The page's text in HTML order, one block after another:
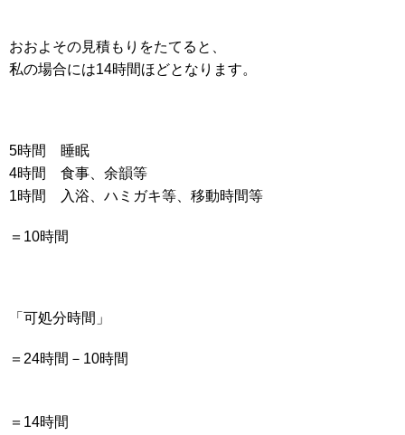
おおよその見積もりをたてると、
私の場合には14時間ほどとなります。
5時間 睡眠
4時間 食事、余韻等
1時間 入浴、ハミガキ等、移動時間等
＝10時間
「可処分時間」
＝24時間－10時間
＝14時間